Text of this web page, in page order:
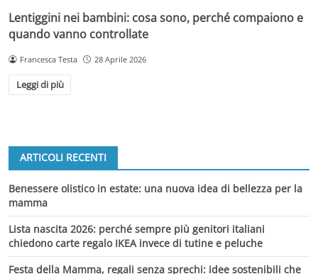
Lentiggini nei bambini: cosa sono, perché compaiono e
quando vanno controllate
Francesca Testa 28 Aprile 2026
Leggi di più
ARTICOLI RECENTI
Benessere olistico in estate: una nuova idea di bellezza per la
mamma
Lista nascita 2026: perché sempre più genitori italiani
chiedono carte regalo IKEA invece di tutine e peluche
Festa della Mamma, regali senza sprechi: idee sostenibili che